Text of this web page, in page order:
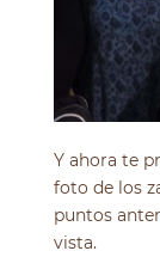
Y ahora te
foto de los
puntos
vista.